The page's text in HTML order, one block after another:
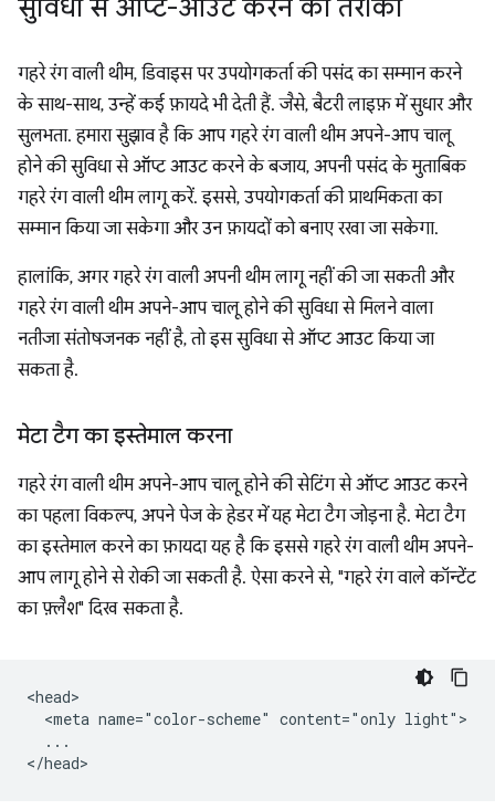
सुविधा से ऑप्ट-आउट करने का तरीका
गहरे रंग वाली थीम, डिवाइस पर उपयोगकर्ता की पसंद का सम्मान करने
के साथ-साथ, उन्हें कई फ़ायदे भी देती हैं. जैसे, बैटरी लाइफ़ में सुधार और
सुलभता. हमारा सुझाव है कि आप गहरे रंग वाली थीम अपने-आप चालू
होने की सुविधा से ऑप्ट आउट करने के बजाय, अपनी पसंद के मुताबिक
गहरे रंग वाली थीम लागू करें. इससे, उपयोगकर्ता की प्राथमिकता का
सम्मान किया जा सकेगा और उन फ़ायदों को बनाए रखा जा सकेगा.
हालांकि, अगर गहरे रंग वाली अपनी थीम लागू नहीं की जा सकती और
गहरे रंग वाली थीम अपने-आप चालू होने की सुविधा से मिलने वाला
नतीजा संतोषजनक नहीं है, तो इस सुविधा से ऑप्ट आउट किया जा
सकता है.
मेटा टैग का इस्तेमाल करना
गहरे रंग वाली थीम अपने-आप चालू होने की सेटिंग से ऑप्ट आउट करने
का पहला विकल्प, अपने पेज के हेडर में यह मेटा टैग जोड़ना है. मेटा टैग
का इस्तेमाल करने का फ़ायदा यह है कि इससे गहरे रंग वाली थीम अपने-
आप लागू होने से रोकी जा सकती है. ऐसा करने से, "गहरे रंग वाले कॉन्टेंट
का फ़्लैश" दिख सकता है.
<head>
  <meta name="color-scheme" content="only light">
  ...